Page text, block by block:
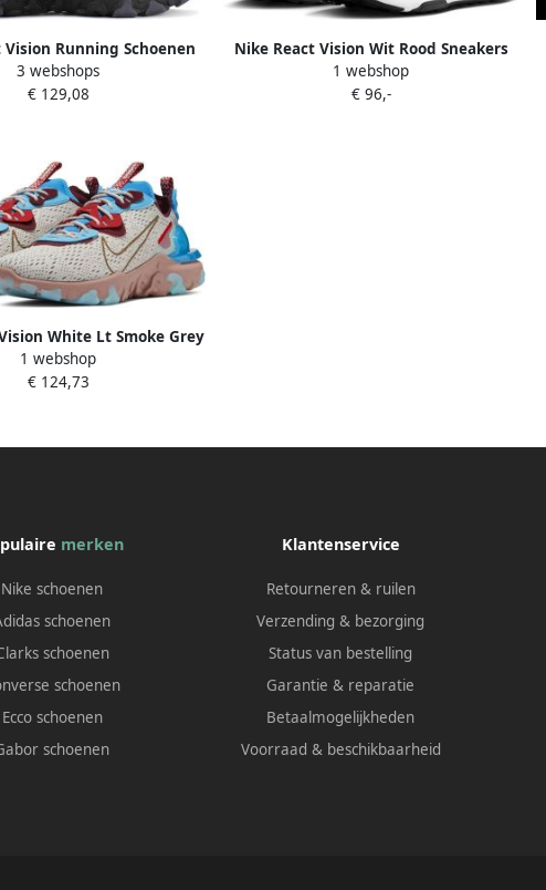
Vision Running Schoenen
maat: 43 beschikbare
42.5 43 44.5 45 46 47.5
3 webshops
€ 129,08
Nike React Vision Wit Rood Sneakers
Heren DOOS ZONDER DEKSEL
1 webshop
€ 96,-
White Lt Smoke Grey
Grey Schoenmaat 42 1
CD4373 101
1 webshop
€ 124,73
merken
Nike schoenen
schoenen
schoenen
schoenen
Ecco schoenen
schoenen
Klantenservice
Retourneren & ruilen
Verzending & bezorging
Status van bestelling
Garantie & reparatie
Betaalmogelijkheden
Voorraad & beschikbaarheid